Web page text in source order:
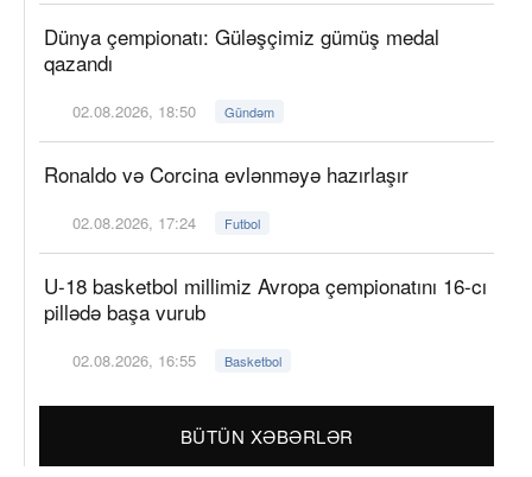
Dünya çempionatı: Güləşçimiz gümüş medal
qazandı
02.08.2026, 18:50 Gündəm
Ronaldo və Corcina evlənməyə hazırlaşır
02.08.2026, 17:24 Futbol
U-18 basketbol millimiz Avropa çempionatını 16-cı
pillədə başa vurub
02.08.2026, 16:55 Basketbol
BÜTÜN XƏBƏRLƏR